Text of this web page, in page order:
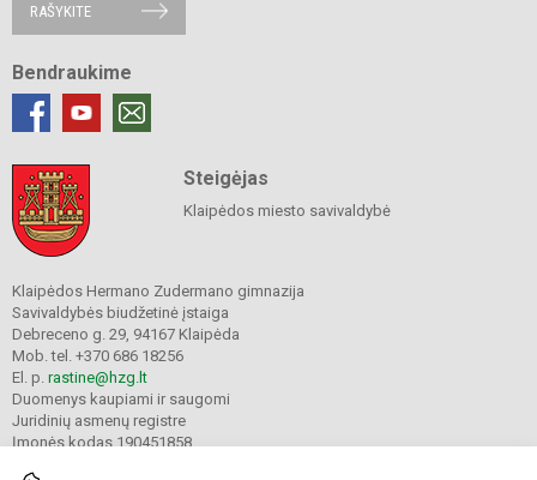
RAŠYKITE
Bendraukime
Steigėjas
Klaipėdos miesto savivaldybė
Klaipėdos Hermano Zudermano gimnazija
Savivaldybės biudžetinė įstaiga
Debreceno g. 29, 94167 Klaipėda
Mob. tel. +370 686 18256
El. p. rastine@hzg.lt
Duomenys kaupiami ir saugomi
Juridinių asmenų registre
Įmonės kodas 190451858